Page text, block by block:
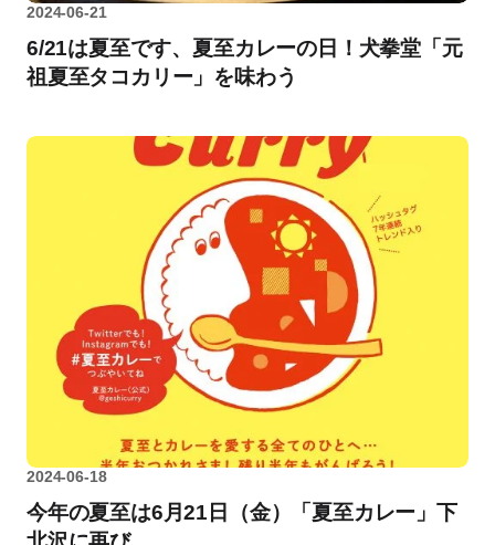
2024-06-21
6/21は夏至です、夏至カレーの日！犬拳堂「元
祖夏至タコカリー」を味わう
2024-06-18
今年の夏至は6月21日（金）「夏至カレー」下